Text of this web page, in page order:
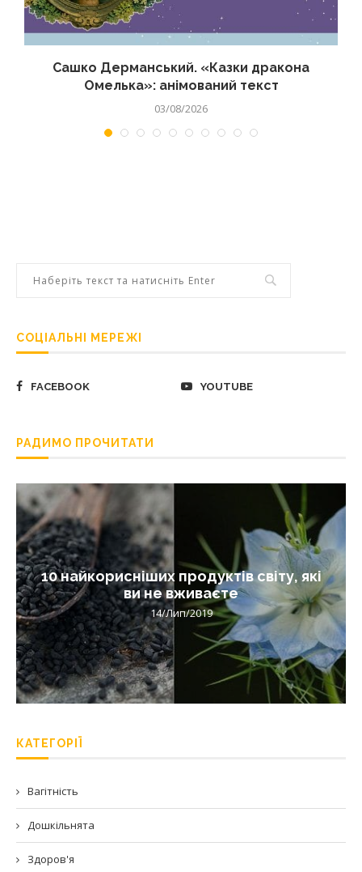
Сашко Дерманський. «Казки дракона
Омелька»: анімований текст
03/08/2026
СОЦІАЛЬНІ МЕРЕЖІ
FACEBOOK YOUTUBE
РАДИМО ПРОЧИТАТИ
10 найкорисніших продуктів світу, які
ви не вживаєте
14/Лип/2019
КАТЕГОРІЇ
Вагітність
Дошкільнята
Здоров'я